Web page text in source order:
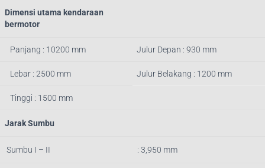
Dimensi utama kendaraan
bermotor
Panjang : 10200 mm Julur Depan : 930 mm
Lebar : 2500 mm Julur Belakang : 1200 mm
Tinggi : 1500 mm
Jarak Sumbu
Sumbu I – II : 3,950 mm